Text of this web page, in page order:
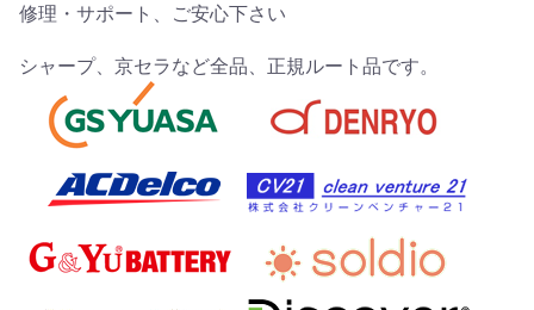
修理・サポート、ご安心下さい
シャープ、京セラなど全品、正規ルート品です。